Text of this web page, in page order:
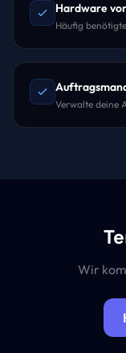
Hardware
Häufig
Verwalte deine
Wir